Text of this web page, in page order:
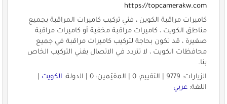
https://topcamerakw.com
كاميرات مراقبة الكوين ، فني تركيب كاميرات المراقبة بجميع
مناطق الكويت ، كاميرات مراقبة مخفية أو كاميرات مراقبة
صغيرة ، قد تكون بحاجة لتركيب كاميرات مراقبة في جميع
محافظات الكويت ، لا تتردد في الاتصال بفني التركيب الخاص
بنا.
الزيارات: 9779 | التقييم: 0 | المقيّمين: 0 | الدولة:
الكويت|
اللغة: عربي